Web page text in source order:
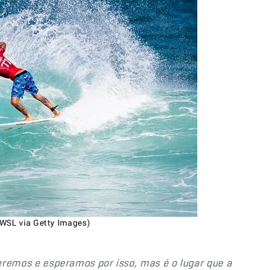
via Getty Images)
e esperamos por isso, mas é o lugar que a